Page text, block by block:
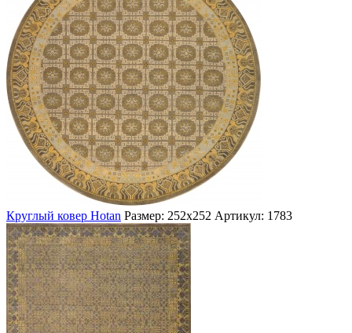
Круглый ковер Hotan Размер: 252х252 Артикул: 1783